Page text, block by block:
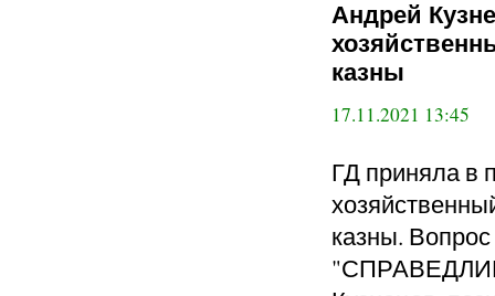
Андрей
казны
17.11.2021 13:45
ГД приняла в
казны.